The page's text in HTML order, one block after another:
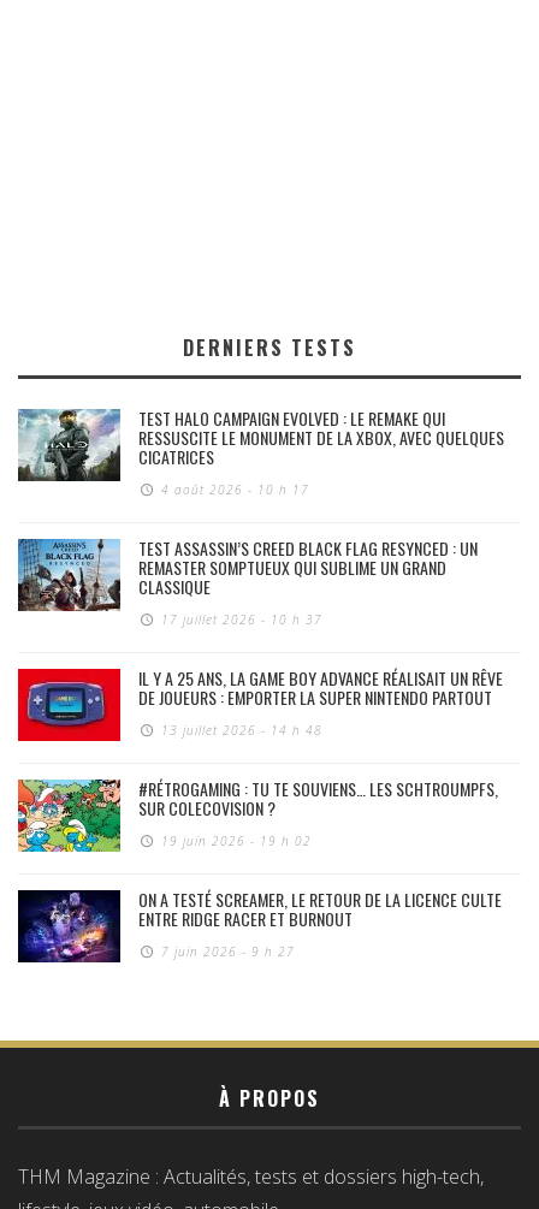
DERNIERS TESTS
TEST HALO CAMPAIGN EVOLVED : LE REMAKE QUI
RESSUSCITE LE MONUMENT DE LA XBOX, AVEC QUELQUES
CICATRICES
4 août 2026 - 10 h 17
TEST ASSASSIN’S CREED BLACK FLAG RESYNCED : UN
REMASTER SOMPTUEUX QUI SUBLIME UN GRAND
CLASSIQUE
17 juillet 2026 - 10 h 37
IL Y A 25 ANS, LA GAME BOY ADVANCE RÉALISAIT UN RÊVE
DE JOUEURS : EMPORTER LA SUPER NINTENDO PARTOUT
13 juillet 2026 - 14 h 48
#RÉTROGAMING : TU TE SOUVIENS… LES SCHTROUMPFS,
SUR COLECOVISION ?
19 juin 2026 - 19 h 02
ON A TESTÉ SCREAMER, LE RETOUR DE LA LICENCE CULTE
ENTRE RIDGE RACER ET BURNOUT
7 juin 2026 - 9 h 27
À PROPOS
THM Magazine : Actualités, tests et dossiers high-tech,